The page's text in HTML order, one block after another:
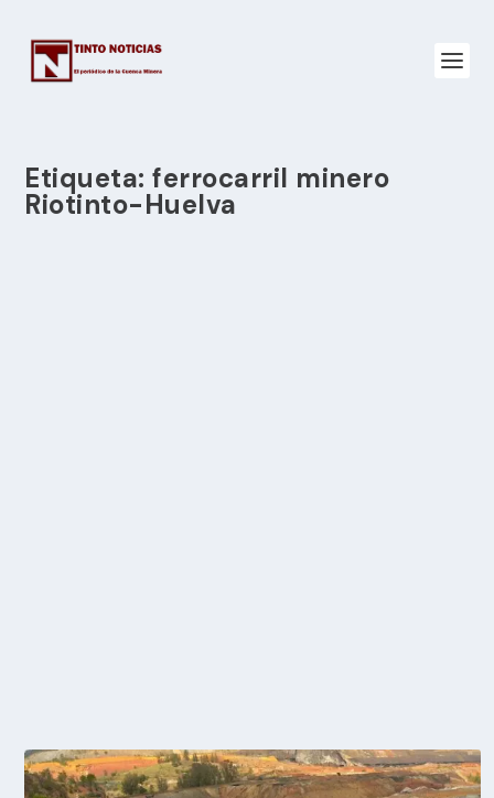
Etiqueta:ferrocarril minero
Riotinto-Huelva